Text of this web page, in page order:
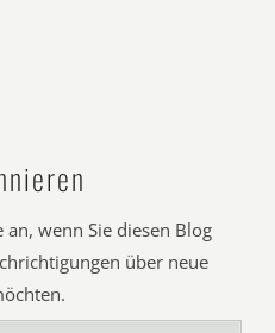
an, wenn Sie diesen Blog
über neue